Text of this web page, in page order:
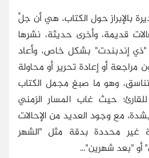
بالإبراز حول الكتاب، هي أن جلَّ
قديمة، وأخرى حديثة، نشرها
إندبندت" بشكل خاص، وأعاد
مراجعة أو إعادة تحرير أو محاولة
وهو ما صبغ مجمل الكتاب
حيث غاب المسار الزمني
مع وجود العديد من الإحالات
غير محددة بدقة مثل "الشهر
أو "بعد شهرين"...